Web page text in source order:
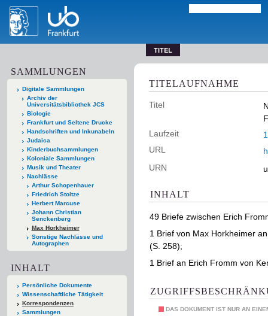
TITEL
SAMMLUNGEN
Digitale Sammlungen
Archiv der
Universitätsbibliothek JCS
Biologie
Frankfurt und Seltene Drucke
Handschriften und Inkunabeln
Judaica
Kinderbuchsammlungen
Koloniale Sammlungen
Musik und Theater
Nachlässe
Arthur Schopenhauer
Friedrich Stoltze
Herbert Marcuse
Johann Christian
Senckenberg
Max Horkheimer
Sonstige Nachlässe und
Autographen
INHALT
Persönliche Dokumente
Wissenschaftliche Tätigkeit
Korrespondenzen
Sammlungen
TITELAUFNAHME
Titel
Laufzeit
URL
URN
INHALT
49 Briefe zwischen Erich
1 Brief von Max Horkheimer
(S. 258);
1 Brief an Erich Fromm von
DAS DOKUMENT IST NUR AN